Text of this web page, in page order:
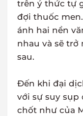
trên ý thức tự
đợi thuốc
ánh hai nền
nhau và sẽ trở
sau.
Đến khi đại
với sự suy sụp
chốt như của